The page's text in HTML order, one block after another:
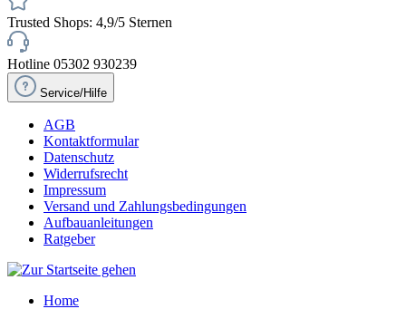
Trusted Shops: 4,9/5 Sternen
Hotline 05302 930239
Service/Hilfe
AGB
Kontaktformular
Datenschutz
Widerrufsrecht
Impressum
Versand und Zahlungsbedingungen
Aufbauanleitungen
Ratgeber
Home